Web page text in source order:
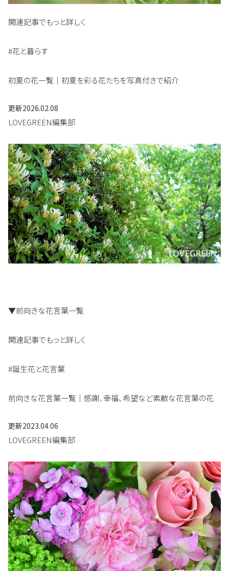
関連記事でもっと詳しく
#花と暮らす
初夏の花一覧｜初夏を彩る花たちを写真付きで紹介
更新2026.02.08
LOVEGREEN編集部
▼前向きな花言葉一覧
関連記事でもっと詳しく
#誕生花と花言葉
前向きな花言葉一覧｜感謝、幸福、希望など素敵な花言葉の花
更新2023.04.06
LOVEGREEN編集部